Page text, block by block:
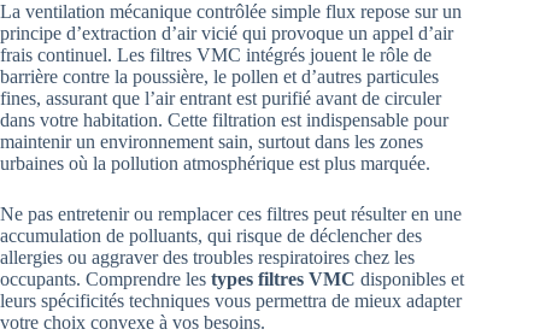
La ventilation mécanique contrôlée simple flux repose sur un
principe d’extraction d’air vicié qui provoque un appel d’air
frais continuel. Les filtres VMC intégrés jouent le rôle de
barrière contre la poussière, le pollen et d’autres particules
fines, assurant que l’air entrant est purifié avant de circuler
dans votre habitation. Cette filtration est indispensable pour
maintenir un environnement sain, surtout dans les zones
urbaines où la pollution atmosphérique est plus marquée.
Ne pas entretenir ou remplacer ces filtres peut résulter en une
accumulation de polluants, qui risque de déclencher des
allergies ou aggraver des troubles respiratoires chez les
occupants. Comprendre les types filtres VMC disponibles et
leurs spécificités techniques vous permettra de mieux adapter
votre choix convexe à vos besoins.